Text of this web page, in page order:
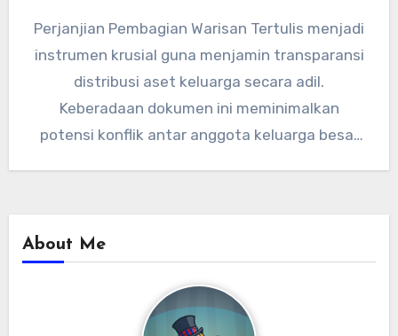
Perjanjian Pembagian Warisan Tertulis menjadi
instrumen krusial guna menjamin transparansi
distribusi aset keluarga secara adil.
Keberadaan dokumen ini meminimalkan
potensi konflik antar anggota keluarga besar
About Me